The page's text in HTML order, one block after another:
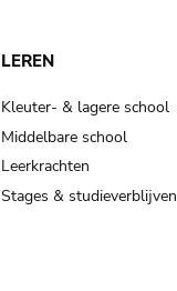
LEREN
Kleuter- & lagere school
Middelbare school
Leerkrachten
Stages & studieverblijven